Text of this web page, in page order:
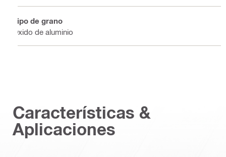
Tipo de grano
Óxido de aluminio
Características &
Aplicaciones